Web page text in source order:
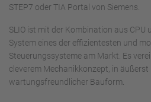
STEP7 oder TIA Portal von Siemens.
SLIO ist mit der Kombination aus CPU
System eines der effizientesten und
Steuerungssysteme am Markt. Es
cleverem Mechanikkonzept, in
wartungsfreundlicher Bauform.